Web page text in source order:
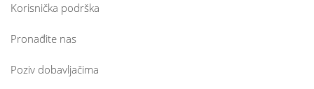
Korisnička podrška
Pronađite nas
Poziv dobavljačima